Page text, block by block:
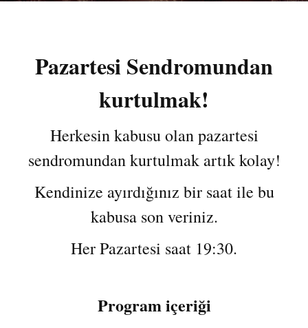
Pazartesi Sendromundan
kurtulmak!
Herkesin kabusu olan pazartesi
sendromundan kurtulmak artık kolay!
Kendinize ayırdığınız bir saat ile bu
kabusa son veriniz.
Her Pazartesi saat 19:30.
Program içeriği